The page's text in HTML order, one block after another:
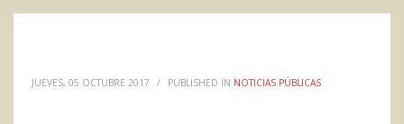
JUEVES, 05 OCTUBRE 2017 / PUBLISHED IN NOTICIAS PÚBLICAS